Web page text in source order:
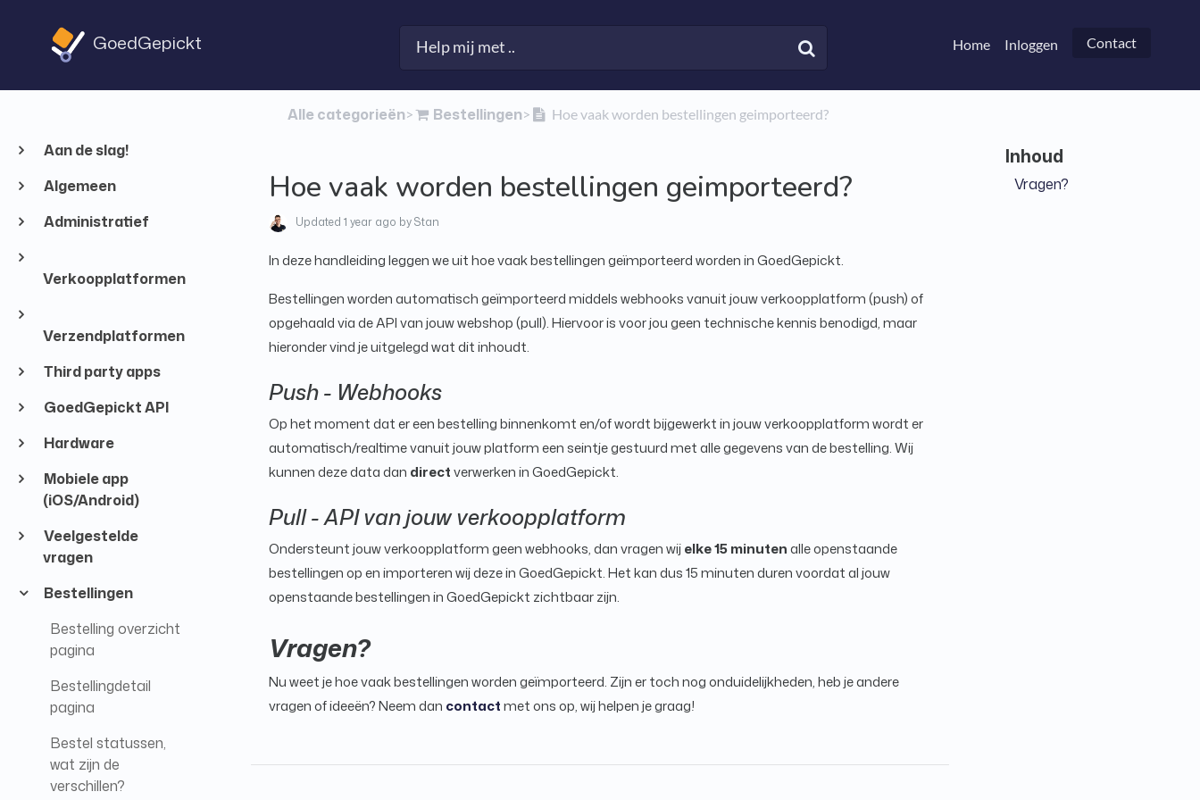
GoedGepickt Home Inloggen Contact
Aan de slag!
Algemeen
Administratief
Verkoopplatformen
Verzendplatformen
Third party apps
GoedGepickt API
Hardware
Mobiele app
(iOS/Android)
Veelgestelde
vragen
Bestellingen
Bestelling overzicht
pagina
Bestellingdetail
pagina
Bestel statussen,
wat zijn de
verschillen?
Alle categorieën​>​ ​Bestellingen​>​ Hoe vaak worden bestellingen geimporteerd?
Hoe vaak worden bestellingen geimporteerd?
Updated 1 year ago by Stan
In deze handleiding leggen we uit hoe vaak bestellingen geïmporteerd worden in GoedGepickt.
Bestellingen worden automatisch geïmporteerd middels webhooks vanuit jouw verkoopplatform (push) of
opgehaald via de API van jouw webshop (pull). Hiervoor is voor jou geen technische kennis benodigd, maar
hieronder vind je uitgelegd wat dit inhoudt.
Push - Webhooks
Op het moment dat er een bestelling binnenkomt en/of wordt bijgewerkt in jouw verkoopplatform wordt er
automatisch/realtime vanuit jouw platform een seintje gestuurd met alle gegevens van de bestelling. Wij
kunnen deze data dan directverwerken in GoedGepickt.
Pull - API van jouw verkoopplatform
Ondersteunt jouw verkoopplatform geen webhooks, dan vragen wijelke 15 minutenalle openstaande
bestellingen op en importeren wij deze in GoedGepickt. Het kan dus 15 minuten duren voordat al jouw
openstaande bestellingen in GoedGepickt zichtbaar zijn.
Vragen?
Nu weet je hoe vaak bestellingen worden geïmporteerd. Zijn er toch nog onduidelijkheden, heb je andere
vragen of ideeën? Neem dan contactmet ons op, wij helpen je graag!
Vragen?